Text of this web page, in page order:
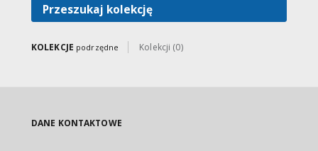
Przeszukaj kolekcję
KOLEKCJE podrzędne Kolekcji (0)
DANE KONTAKTOWE